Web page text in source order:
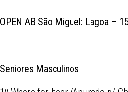
OPEN AB São Miguel: Lagoa –
Seniores Masculinos